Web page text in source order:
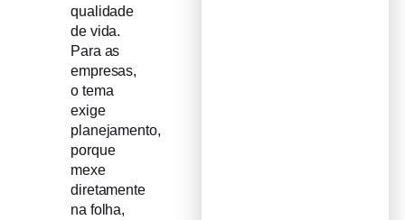
qualidade
de vida.
Para as
empresas,
o tema
exige
planejamento,
porque
mexe
diretamente
na folha,